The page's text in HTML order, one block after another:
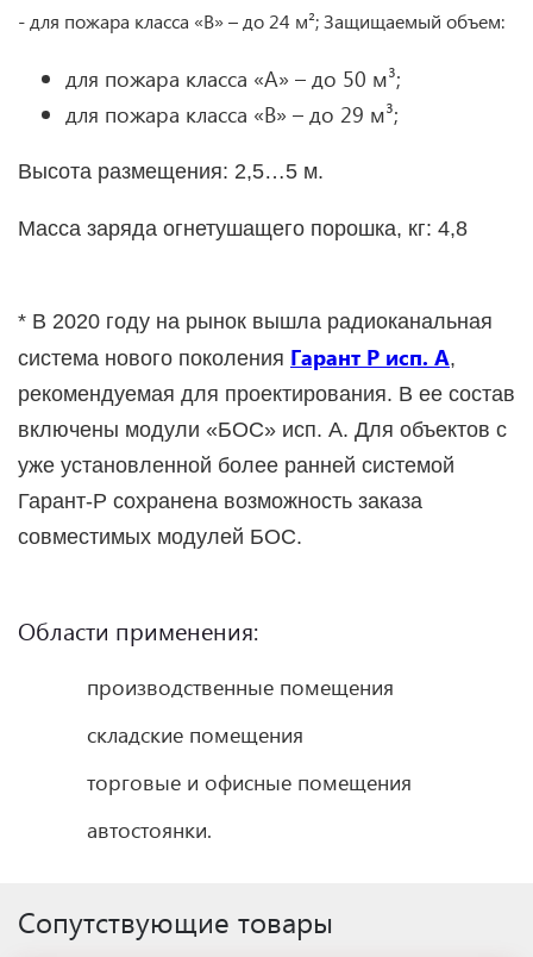
- для пожара класса «В» – до 24 м²; Защищаемый объем:
для пожара класса «А» – до 50 м³;
для пожара класса «В» – до 29 м³;
Высота размещения: 2,5…5 м.
Масса заряда огнетушащего порошка, кг: 4,8
* В 2020 году на рынок вышла радиоканальная
система нового поколения Гарант Р исп. А,
рекомендуемая для проектирования. В ее состав
включены модули «БОС» исп. А. Для объектов с
уже установленной более ранней системой
Гарант-Р сохранена возможность заказа
совместимых модулей БОС.
Области применения:
производственные помещения
складские помещения
торговые и офисные помещения
автостоянки.
Сопутствующие товары